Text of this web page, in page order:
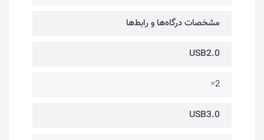
مشخصات درگاه‌ها و رابط‌ها
USB2.0
2×
USB3.0